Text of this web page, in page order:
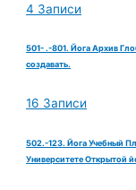
4 Записи
501- .-801. Йога Архив
создавать.
16 Записи
502.-123. Йога Учебный
Университете Открытой